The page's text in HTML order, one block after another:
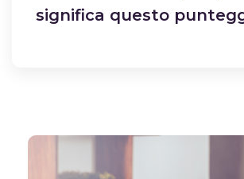
significa questo